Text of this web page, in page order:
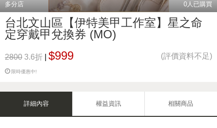
多分店 0人已購買
台北文山區【伊特美甲工作室】星之命
定穿戴甲兌換券 (MO)
2800 3.6折 $999 (評價資料不足)
限時優惠中!
詳細內容 權益資訊 相關商品